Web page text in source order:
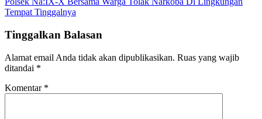
Tempat Tinggalnya
Tinggalkan Balasan
Alamat email Anda tidak akan dipublikasikan. Ruas yang wajib
ditandai *
Komentar *